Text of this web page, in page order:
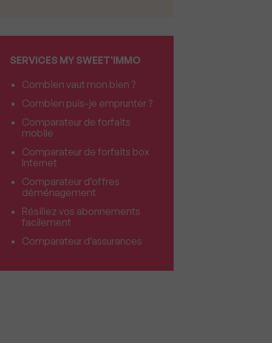
SERVICES MY SWEET'IMMO
Combien vaut mon bien ?
Combien puis-je emprunter ?
Comparateur de forfaits
mobile
Comparateur de forfaits box
Internet
Comparateur d’offres
déménagement
Résiliez vos abonnements
facilement
Comparateur d’assurances